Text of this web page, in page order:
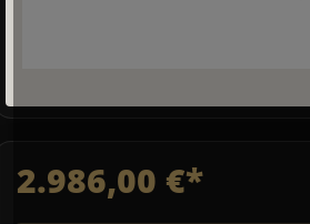
2.986,00 €*